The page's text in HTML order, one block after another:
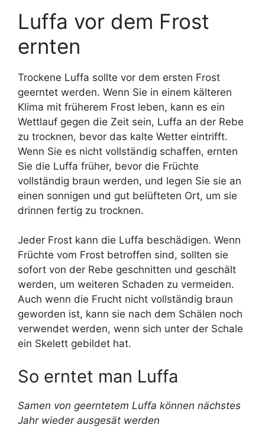
Luffa vor dem Frost
ernten
Trockene Luffa sollte vor dem ersten Frost
geerntet werden. Wenn Sie in einem kälteren
Klima mit früherem Frost leben, kann es ein
Wettlauf gegen die Zeit sein, Luffa an der Rebe
zu trocknen, bevor das kalte Wetter eintrifft.
Wenn Sie es nicht vollständig schaffen, ernten
Sie die Luffa früher, bevor die Früchte
vollständig braun werden, und legen Sie sie an
einen sonnigen und gut belüfteten Ort, um sie
drinnen fertig zu trocknen.
Jeder Frost kann die Luffa beschädigen. Wenn
Früchte vom Frost betroffen sind, sollten sie
sofort von der Rebe geschnitten und geschält
werden, um weiteren Schaden zu vermeiden.
Auch wenn die Frucht nicht vollständig braun
geworden ist, kann sie nach dem Schälen noch
verwendet werden, wenn sich unter der Schale
ein Skelett gebildet hat.
So erntet man Luffa
Samen von geerntetem Luffa können nächstes
Jahr wieder ausgesät werden